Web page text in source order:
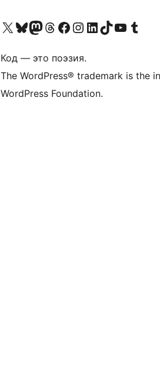
Посетите нас в X (ранее Twitter)
Посетите нашу учётную запись в Bluesky
Посетите нашу ленту в Mastodon
Посетите нашу учётную запись в Threads
Посетите нашу страницу на Facebook
Посетите наш Instagram
Посетите нашу страницу в LinkedIn
Посетите нашу учётную запись в TikTok
Посетите наш канал
Посетите нашу учётную
Код — это поэзия.
The WordPress® trademark is the
WordPress Foundation.